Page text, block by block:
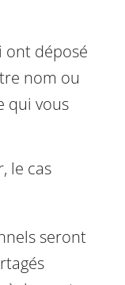
ont déposé
nom ou
qui vous
le cas
seront